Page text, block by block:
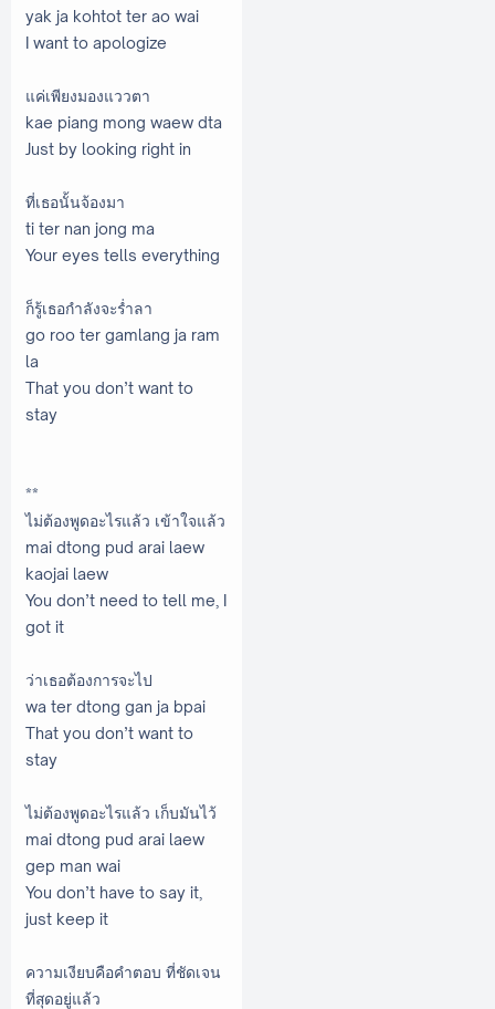
yak ja kohtot ter ao wai
I want to apologize
แค่เพียงมองแววตา
kae piang mong waew dta
Just by looking right in
ที่เธอนั้นจ้องมา
ti ter nan jong ma
Your eyes tells everything
ก็รู้เธอกำลังจะร่ำลา
go roo ter gamlang ja ram
la
That you don’t want to
stay
**
ไม่ต้องพูดอะไรแล้ว เข้าใจแล้ว
mai dtong pud arai laew
kaojai laew
You don’t need to tell me, I
got it
ว่าเธอต้องการจะไป
wa ter dtong gan ja bpai
That you don’t want to
stay
ไม่ต้องพูดอะไรแล้ว เก็บมันไว้
mai dtong pud arai laew
gep man wai
You don’t have to say it,
just keep it
ความเงียบคือคำตอบ ที่ชัดเจน
ที่สุดอยู่แล้ว